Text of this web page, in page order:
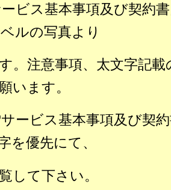
ビス基本事項及び契約
ルの写真より
。注意事項、太文字記
います。
ービス基本事項及び契
を優先にて、
して下さい。